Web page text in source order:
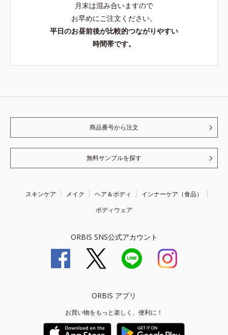
月末は混み合いますので
お早めにご注文ください。
平日のお昼前後が比較的つながりやすい
時間帯です。
商品番号から注文
無料サンプルを探す
スキンケア メイク ヘア＆ボディ
インナーケア（食品）
ボディウェア
ORBIS SNS公式アカウント
ORBIS アプリ
お買い物をもっと楽しく、便利に！